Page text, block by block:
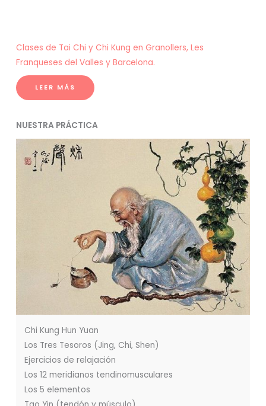
Clases de Tai Chi y Chi Kung en Granollers, Les
Franqueses del Valles y Barcelona.
LEER MÁS
NUESTRA PRÁCTICA
Chi Kung Hun Yuan
Los Tres Tesoros (Jing, Chi, Shen)
Ejercicios de relajación
Los 12 meridianos tendinomusculares
Los 5 elementos